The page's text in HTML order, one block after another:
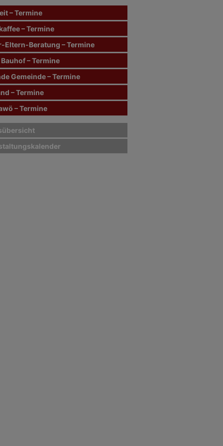
– Termine
– Termine
Eltern-Beratung – Termine
– Termine
Gemeinde – Termine
– Termine
– Termine